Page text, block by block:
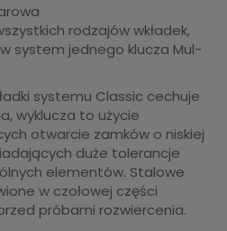
rodzajów wkładek,
system jednego klucza Mul-
systemu Classic cechuje
wyklucza to użycie
otwarcie zamków o niskiej
duże tolerancje
elementów. Stalowe
w czołowej części
próbami rozwiercenia.